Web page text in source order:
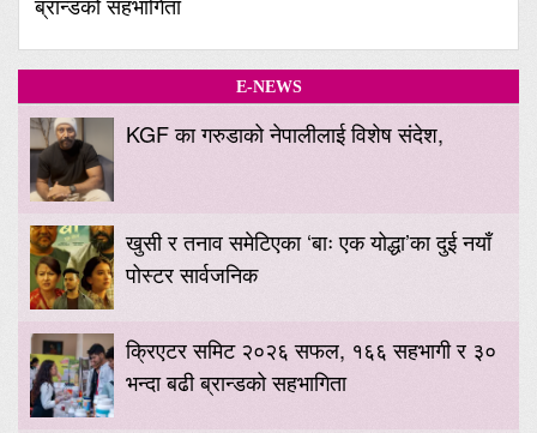
E-NEWS
KGF का गरुडाको नेपालीलाई विशेष संदेश,
खुसी र तनाव समेटिएका ‘बाः एक योद्धा’का दुई नयाँ
पोस्टर सार्वजनिक
क्रिएटर समिट २०२६ सफल, १६६ सहभागी र ३०
भन्दा बढी ब्रान्डको सहभागिता